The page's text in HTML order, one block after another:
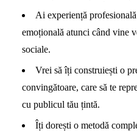
Ai experiență
emoțională atunci când vine
sociale.
Vrei să îți construiești o
convingătoare, care să te
cu publicul tău țintă.
Îți dorești o metodă